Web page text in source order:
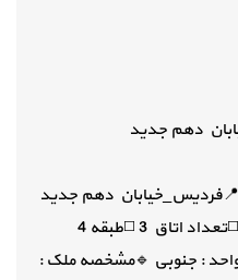
دهم جدید
📍فردیس_خیابان دهم جدید
💎فروش_آپارتمان ◻️متراژ بنا 150 ◻️تعداد اتاق 3 ◻️طبقه 4
: جنوبی 🔹️مشخصه ملک :